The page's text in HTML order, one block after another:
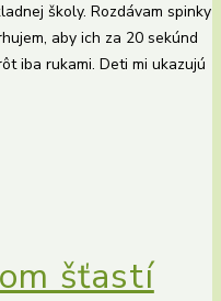
školy. Rozdávam spinky
aby ich za 20 sekúnd
iba rukami. Deti mi ukazujú
šťastí